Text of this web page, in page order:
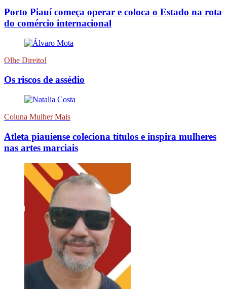
Porto Piauí começa operar e coloca o Estado na rota
do comércio internacional
Olhe Direito!
Os riscos de assédio
Coluna Mulher Mais
Atleta piauiense coleciona títulos e inspira mulheres
nas artes marciais